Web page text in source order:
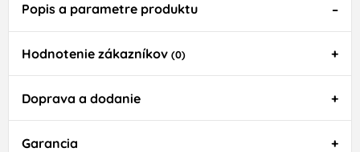
Popis a parametre produktu
Hodnotenie zákazníkov (0)
Doprava a dodanie
Garancia